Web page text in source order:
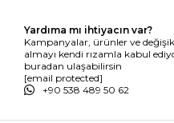
Yardıma mı ihtiyacın var?
Kampanyalar, ürünler ve
almayı kendi rızamla kabul
buradan ulaşabilirsin
[email protected]
+90 538 489 50 62